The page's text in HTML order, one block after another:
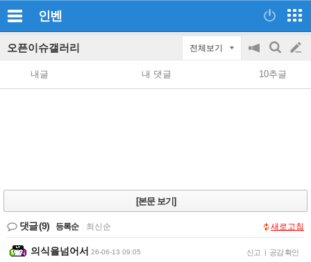
인벤
오픈이슈갤러리 전체보기
공
지
on/off
검
색
글
쓰
내글 내 댓글 10추글
[본문 보기]
댓글(9) 등록순 최신순 새로고침
의식을넘어서 26-06-13 09:05 신고 | 공감 확인